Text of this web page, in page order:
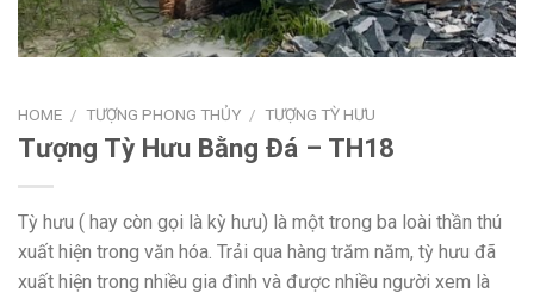
HOME / TƯỢNG PHONG THỦY / TƯỢNG TỲ HƯU
Tượng Tỳ Hưu Bằng Đá – TH18
Tỳ hưu ( hay còn gọi là kỳ hưu) là một trong ba loài thần thú
xuất hiện trong văn hóa. Trải qua hàng trăm năm, tỳ hưu đã
xuất hiện trong nhiều gia đình và được nhiều người xem là